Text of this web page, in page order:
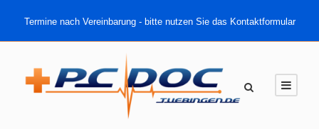
Termine nach Vereinbarung - bitte nutzen Sie das Kontaktformular